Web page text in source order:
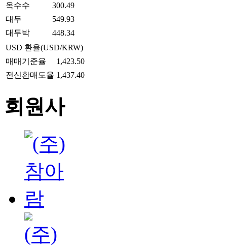
옥수수
300.49
대두
549.93
대두박
448.34
USD 환율(USD/KRW)
매매기준율
1,423.50
전신환매도율 1,437.40
회원사